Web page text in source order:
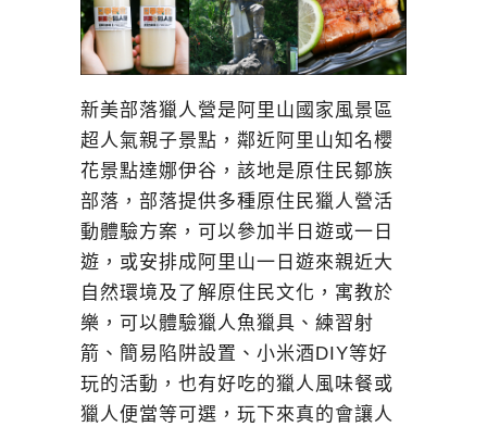
新美部落獵人營是阿里山國家風景區
超人氣親子景點，鄰近阿里山知名櫻
花景點達娜伊谷，該地是原住民鄒族
部落，部落提供多種原住民獵人營活
動體驗方案，可以參加半日遊或一日
遊，或安排成阿里山一日遊來親近大
自然環境及了解原住民文化，寓教於
樂，可以體驗獵人魚獵具、練習射
箭、簡易陷阱設置、小米酒DIY等好
玩的活動，也有好吃的獵人風味餐或
獵人便當等可選，玩下來真的會讓人